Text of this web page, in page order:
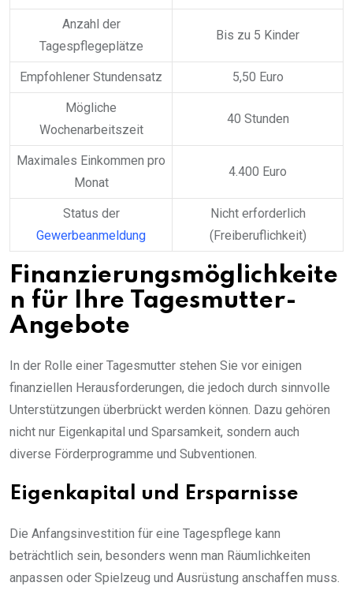
Anzahl der
Tagespflegeplätze
Bis zu 5 Kinder
Empfohlener Stundensatz 5,50 Euro
Mögliche
Wochenarbeitszeit
40 Stunden
Maximales Einkommen pro
Monat
4.400 Euro
Status der
Gewerbeanmeldung
Nicht erforderlich
(Freiberuflichkeit)
Finanzierungsmöglichkeite
n für Ihre Tagesmutter-
Angebote
In der Rolle einer Tagesmutter stehen Sie vor einigen
finanziellen Herausforderungen, die jedoch durch sinnvolle
Unterstützungen überbrückt werden können. Dazu gehören
nicht nur Eigenkapital und Sparsamkeit, sondern auch
diverse Förderprogramme und Subventionen.
Eigenkapital und Ersparnisse
Die Anfangsinvestition für eine Tagespflege kann
beträchtlich sein, besonders wenn man Räumlichkeiten
anpassen oder Spielzeug und Ausrüstung anschaffen muss.